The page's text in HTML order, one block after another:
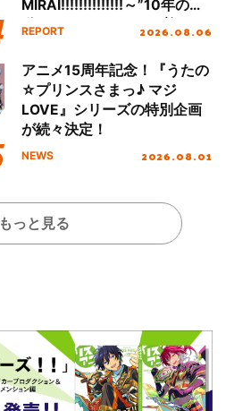
MIRAI!!!!!!!!!!!!!!～”10年の活
動を経てファイナルを迎える
REPORT 2026.08.06
アニメ15周年記念！『うたの
☆プリンスさまっ♪ マジ
LOVE』シリーズの特別企画
が続々決定！
NEWS 2026.08.01
もっと見る